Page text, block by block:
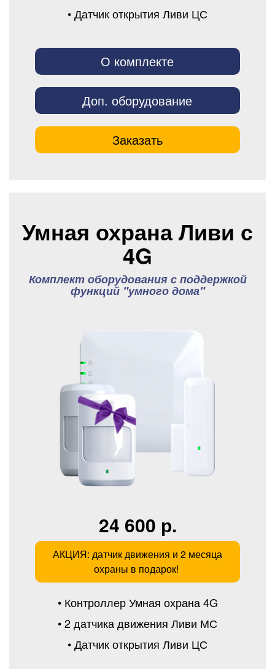
• Датчик открытия Ливи ЦС
О комплекте
Доп. оборудование
Заказать
Умная охрана Ливи с
4G
Комплект оборудования с поддержкой
функций "умного дома"
24 600 р.
АКЦИЯ: датчик движения и 2 месяца
охраны в подарок!
• Контроллер Умная охрана 4G
• 2 датчика движения Ливи МС
• Датчик открытия Ливи ЦС